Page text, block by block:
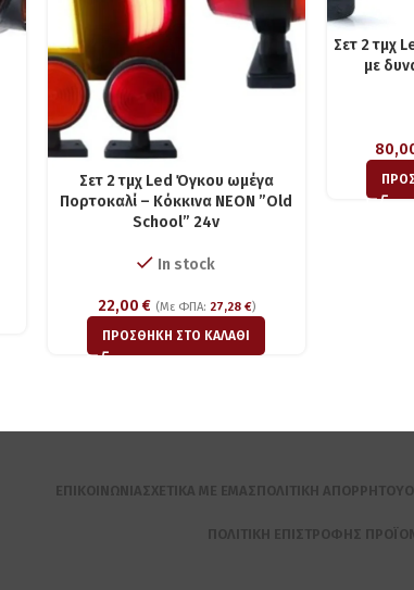
Σετ 2 τμχ Led Όγκου ωμέγα
Πορτοκαλί – Kόκκινα ΝΕΟΝ ”Οld
School” 24v
In stock
22,00 € (Με ΦΠΑ: 27,28 €)
ΠΡΟΣΘΉΚΗ ΣΤΟ ΚΑΛΆΘΙ
Σετ 2 τμχ
με
ΕΠΙΚΟΙΝΩΝΊΑΣΧΕΤΙΚΆ ΜΕ ΕΜΆΣΠΟΛΙΤΙΚΉ ΑΠΟΡΡΉΤΟΥ
ΠΟΛΙΤΙΚΉ ΕΠΙΣΤΡΟΦΉΣ